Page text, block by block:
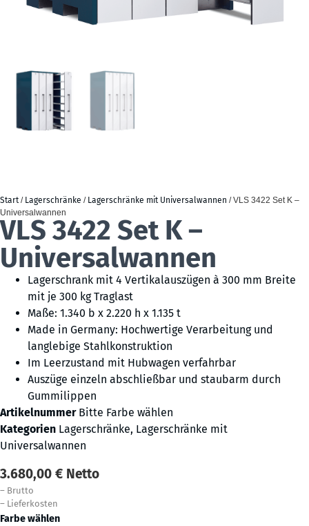
Start/ Lagerschränke / Lagerschränke mit Universalwannen / VLS 3422 Set K –
Universalwannen
VLS 3422 Set K –
Universalwannen
Lagerschrank mit 4 Vertikalauszügen à 300 mm Breite
mit je 300 kg Traglast
Maße: 1.340 b x 2.220 h x 1.135 t
Made in Germany: Hochwertige Verarbeitung und
langlebige Stahlkonstruktion
Im Leerzustand mit Hubwagen verfahrbar
Auszüge einzeln abschließbar und staubarm durch
Gummilippen
Artikelnummer Bitte Farbe wählen
Kategorien Lagerschränke, Lagerschränke mit
Universalwannen
3.680,00 € Netto
– Brutto
– Lieferkosten
Farbe wählen